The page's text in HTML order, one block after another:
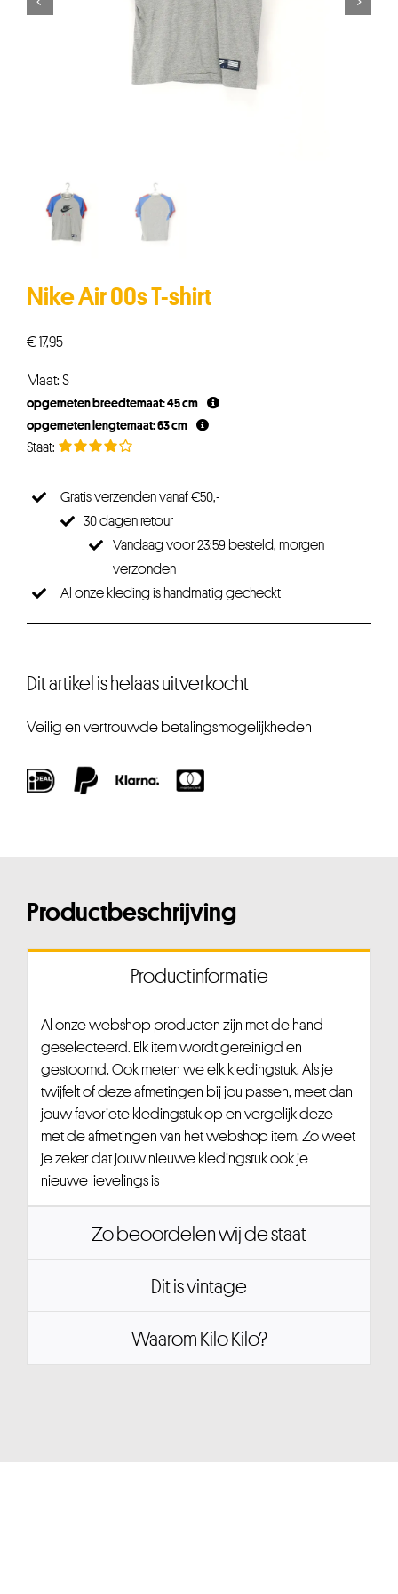
Nike Air 00s T-shirt
€17,95
Maat: S
opgemeten breedtemaat: 45 cm
opgemeten lengtemaat: 63 cm
Gratis verzenden vanaf €50,-
30 dagen retour
Vandaag voor 23:59 besteld, morgen
verzonden
Al onze kleding is handmatig gecheckt
Dit artikel is helaas uitverkocht
Veilig en vertrouwde betalingsmogelijkheden
Productbeschrijving
Productinformatie
Al onze webshop producten zijn met de hand
geselecteerd. Elk item wordt gereinigd en
gestoomd. Ook meten we elk kledingstuk. Als je
twijfelt of deze afmetingen bij jou passen, meet dan
jouw favoriete kledingstuk op en vergelijk deze
met de afmetingen van het webshop item. Zo weet
je zeker dat jouw nieuwe kledingstuk ook je
nieuwe lievelings is
Zo beoordelen wij de staat
Dit is vintage
Waarom Kilo Kilo?